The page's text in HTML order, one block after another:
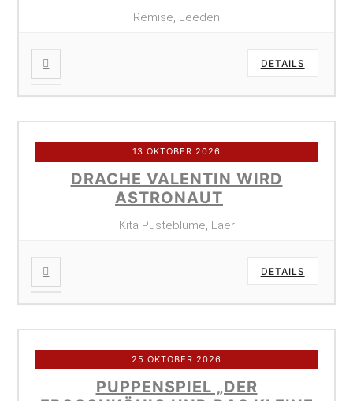
Remise, Leeden
DETAILS
13 OKTOBER 2026
DRACHE VALENTIN WIRD
ASTRONAUT
Kita Pusteblume, Laer
DETAILS
25 OKTOBER 2026
PUPPENSPIEL „DER